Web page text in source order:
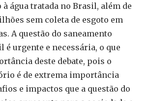
à água tratada no Brasil, além de
sem coleta de esgoto em
A questão do saneamento
é urgente e necessária, o que
deste debate, pois o
é de extrema importância
e impactos que a questão do